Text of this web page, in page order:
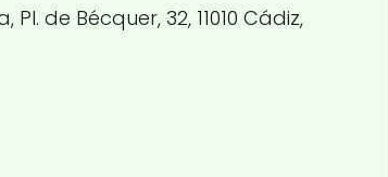
de Bécquer, 32, 11010 Cádiz,